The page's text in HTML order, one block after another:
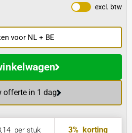
excl. btw
voor NL + BE
offerte in 1 dag
per stuk 3% korting